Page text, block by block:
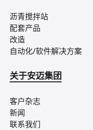
沥青搅拌站
配套产品
改造
自动化/软件解决方案
关于安迈集团
客户杂志
新闻
联系我们